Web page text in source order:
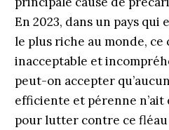
En 2023, dans un pays qui
le plus riche au monde, ce
inacceptable et
peut-on accepter
efficiente et pérenne n’ait
pour lutter contre ce fléau